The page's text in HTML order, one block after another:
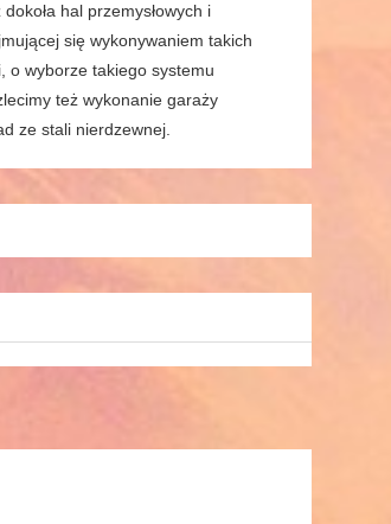
hal przemysłowych i
się wykonywaniem takich
o wyborze takiego systemu
też wykonanie garaży
ze stali nierdzewnej.